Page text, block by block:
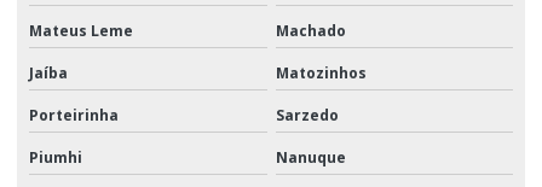
Mateus Leme Machado
Jaíba Matozinhos
Porteirinha Sarzedo
Piumhi Nanuque